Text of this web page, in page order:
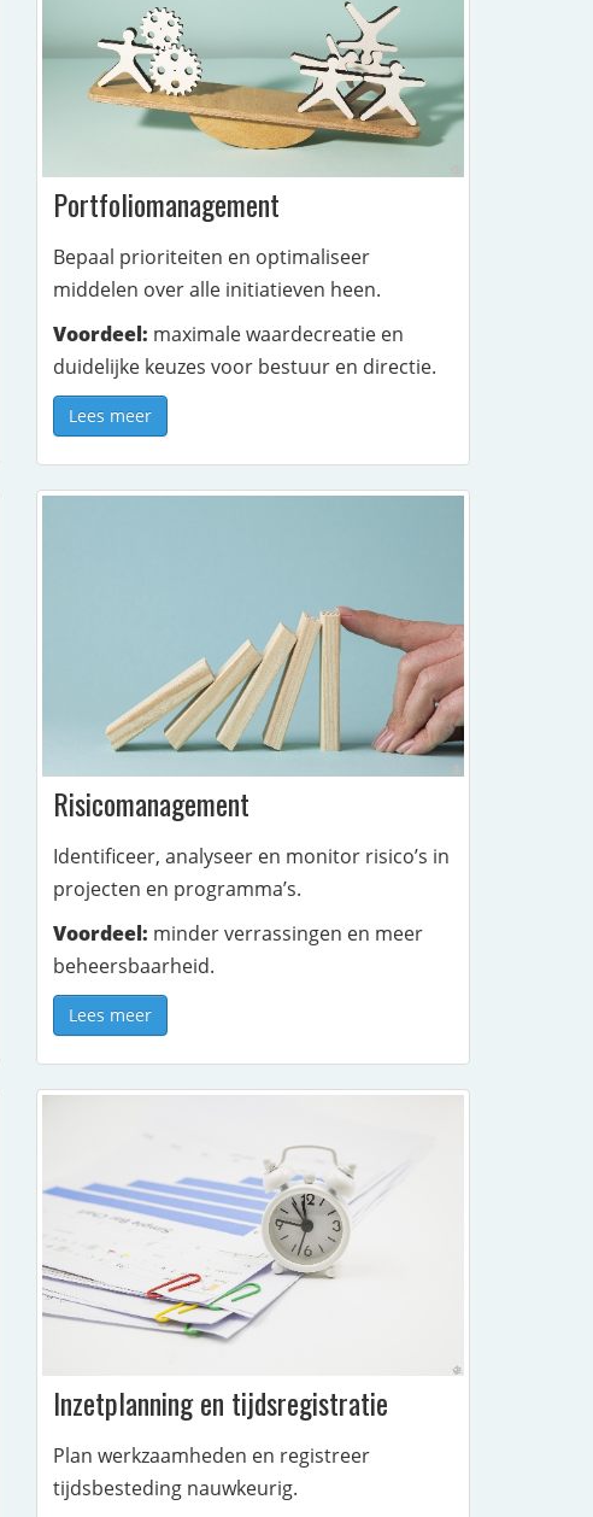
Portfoliomanagement
Bepaal prioriteiten en optimaliseer
middelen over alle initiatieven heen.
Voordeel: maximale waardecreatie en
duidelijke keuzes voor bestuur en directie.
Lees meer
Risicomanagement
Identificeer, analyseer en monitor risico’s in
projecten en programma’s.
Voordeel: minder verrassingen en meer
beheersbaarheid.
Lees meer
Inzetplanning en tijdsregistratie
Plan werkzaamheden en registreer
tijdsbesteding nauwkeurig.